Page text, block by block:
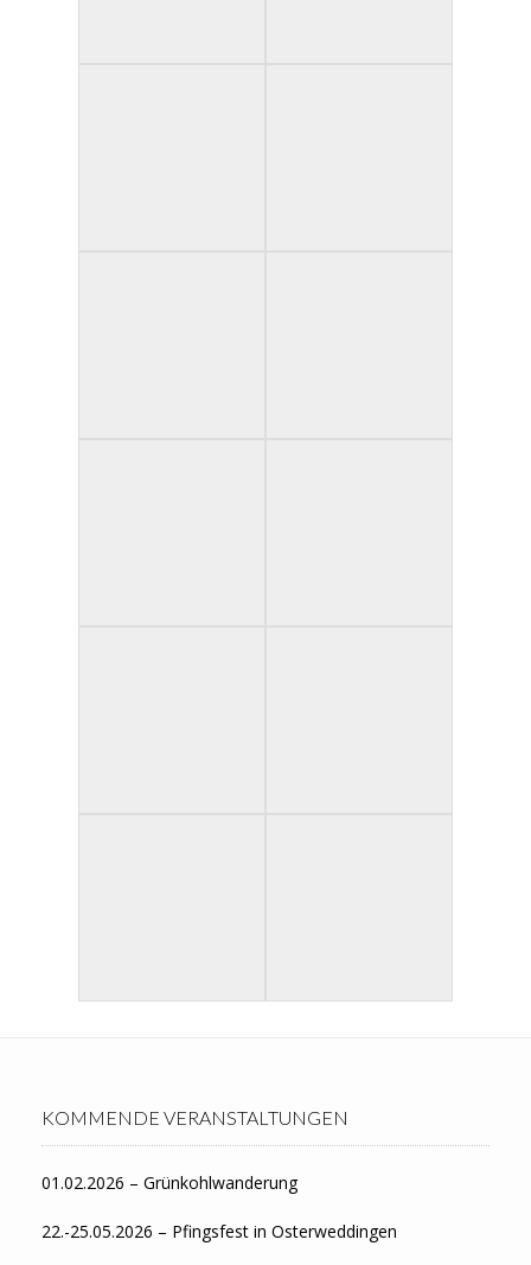
KOMMENDE VERANSTALTUNGEN
01.02.2026 – Grünkohlwanderung
22.-25.05.2026 – Pfingsfest in Osterweddingen